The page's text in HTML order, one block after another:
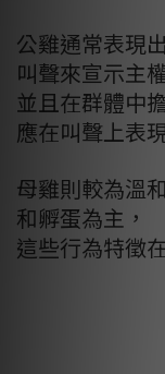
公雞通常表現
叫聲來宣示主
並且在群體中
應在叫聲上表
母雞則較為溫
和孵蛋為主，
這些行為特徵